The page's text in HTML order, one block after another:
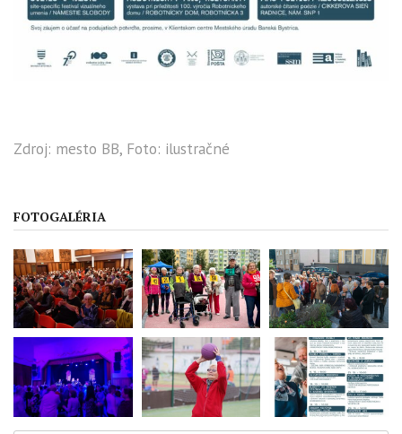
Zdroj: mesto BB, Foto: ilustračné
FOTOGALÉRIA